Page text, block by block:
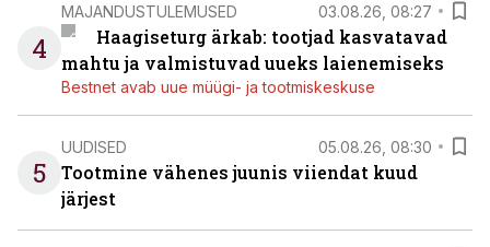
4
MAJANDUSTULEMUSED 03.08.26, 08:27
Haagiseturg ärkab: tootjad kasvatavad
mahtu ja valmistuvad uueks laienemiseks
Bestnet avab uue müügi- ja tootmiskeskuse
5
UUDISED 05.08.26, 08:30
Tootmine vähenes juunis viiendat kuud
järjest